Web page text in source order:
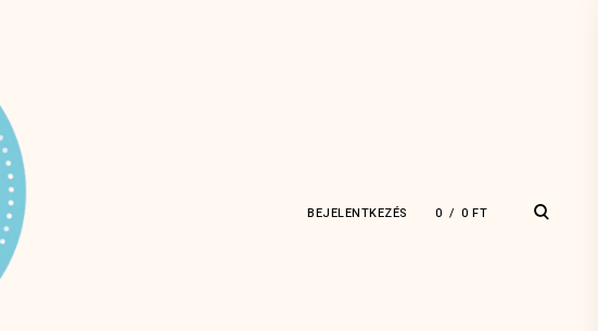
BEJELENTKEZÉS 0 0 FT
open